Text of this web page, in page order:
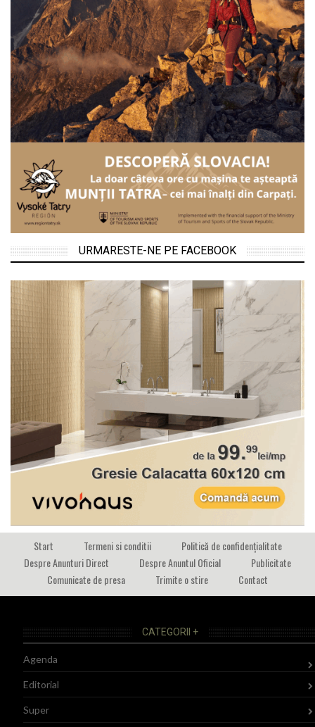
URMARESTE-NE PE FACEBOOK
Start Termeni si conditii
Politică de confidențialitate
Despre Anunturi Direct
Despre Anuntul Oficial
Publicitate
Comunicate de presa
Trimite o stire Contact
CATEGORII +
Agenda
Editorial
Super